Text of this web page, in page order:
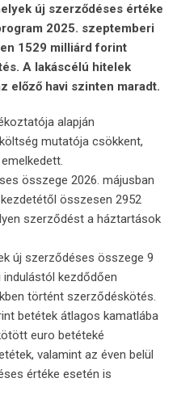
új szerződéses értéke
2025. szeptemberi
1529 milliárd forint
A lakáscélú hitelek
előző havi szinten maradt.
alapján
mutatója csökkent,
összege 2026. májusban
összesen 2952
szerződést a háztartások
új szerződéses összege 9
kezdődően
történt szerződéskötés.
betétek átlagos kamatlába
euro betéteké
valamint az éven belül
értéke esetén is